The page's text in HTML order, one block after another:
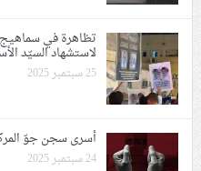
تظاهرة في سماهيج
لاستشهاد السيّد
25 سبتمبر 2025
أسرى سجن جوّ
24 سبتمبر 2025